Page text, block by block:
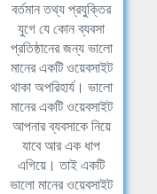
বর্তমান তথ্য প্রযুক্তির
যুগে যে কোন ব্যবসা
প্রতিষ্ঠানের জন্য ভালো
মানের একটি ওয়েবসাইট
থাকা অপরিহার্য। ভালো
মানের একটি ওয়েবসাইট
আপনার ব্যবসাকে নিয়ে
যাবে আর এক ধাপ
এগিয়ে। তাই একটি
ভালো মানের ওয়েবসাইট